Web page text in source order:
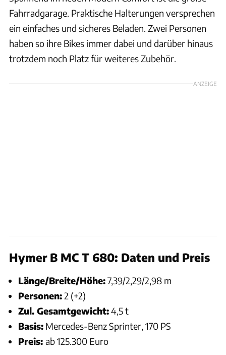
Fahrradgarage. Praktische Halterungen versprechen
ein einfaches und sicheres Beladen. Zwei Personen
haben so ihre Bikes immer dabei und darüber hinaus
trotzdem noch Platz für weiteres Zubehör.
ANZEIGE
Hymer B MC T 680: Daten und Preis
Länge/Breite/Höhe:7,39/2,29/2,98 m
Personen:2 (+2)
Zul. Gesamtgewicht:4,5 t
Basis: Mercedes-Benz Sprinter, 170 PS
Preis: ab 125.300 Euro